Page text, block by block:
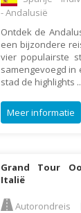
- Andalusië
Ontdek de
een bijzondere
vier populairste
samengevoegd in
stad de highlights
Meer informatie
Grand Tour
Italië
Autorondreis